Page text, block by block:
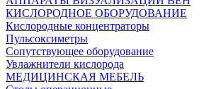
КИСЛОРОДНОЕ ОБОРУДОВАНИЕ
Кислородные концентраторы
Пульсоксиметры
Сопутствующее оборудование
Увлажнители кислорода
МЕДИЦИНСКАЯ МЕБЕЛЬ